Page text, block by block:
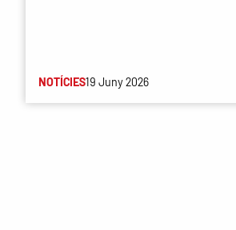
NOTÍCIES19 Juny 2026